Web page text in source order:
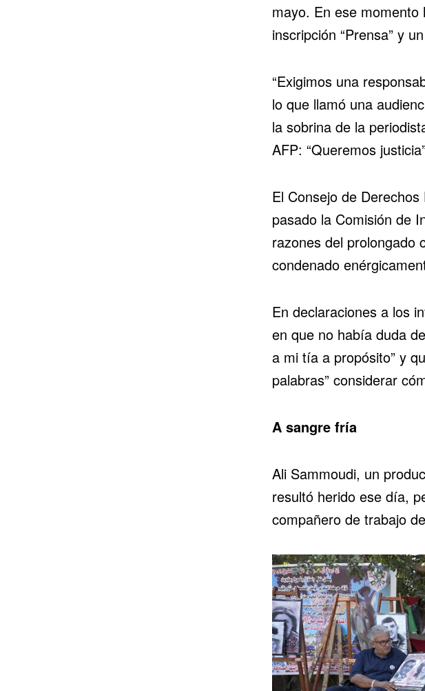
mayo. En ese momento
inscripción “Prensa” y
“Exigimos una
lo que llamó una
la sobrina de la
AFP: “Queremos
El Consejo de
pasado la Comisión de
razones del prolongado
condenado
En declaraciones a los
en que no había duda
a mi tía a propósito” y
palabras” considerar
A sangre fría
Ali Sammoudi, un
resultó herido ese día,
compañero de trabajo